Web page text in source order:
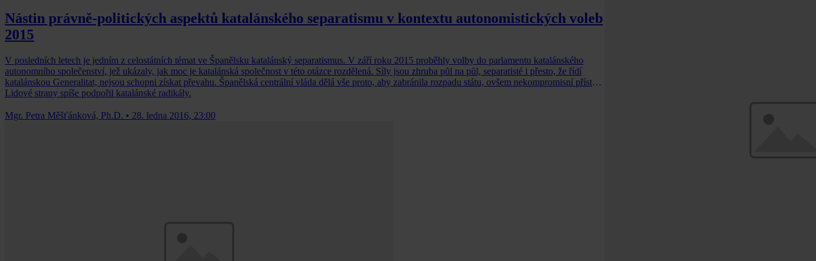
Nástin právně-politických aspektů katalánského separatismu v kontextu autonomistických voleb
2015
V posledních letech je jedním z celostátních témat ve Španělsku katalánský separatismus. V září roku 2015 proběhly volby do parlamentu katalánského
autonomního společenství, jež ukázaly, jak moc je katalánská společnost v této otázce rozdělená. Síly jsou zhruba půl na půl, separatisté i přesto, že řídí
katalánskou Generalitat, nejsou schopni získat převahu. Španělská centrální vláda dělá vše proto, aby zabránila rozpadu státu, ovšem nekompromisní přístup
Lidové strany spíše podpořil katalánské radikály.
Mgr. Petra Měšťánková, Ph.D. • 28. ledna 2016, 23:00